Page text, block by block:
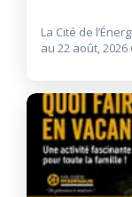
La Cité de
au 22 août, 2026​